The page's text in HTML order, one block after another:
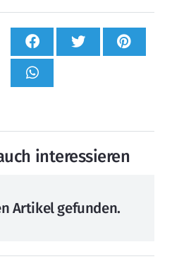
interessieren
Artikel gefunden.